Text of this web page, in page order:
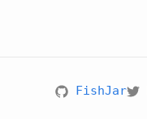
FishJar